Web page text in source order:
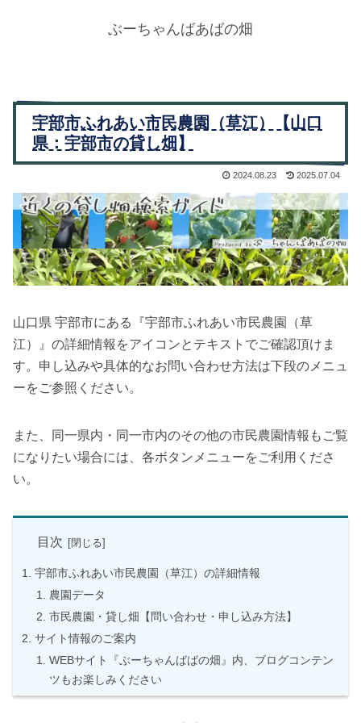
ぶーちゃんばあばの畑
宇部市ふれあい市民農園（草江）【山口
県：宇部市の貸し畑】
2024.08.23 2025.07.04
山口県 宇部市にある『宇部市ふれあい市民農園（草
江）』の詳細情報をアイコンとテキストでご確認頂けま
す。申し込みや具体的なお問い合わせ方法は下段のメニュ
ーをご参照ください。
また、同一県内・同一市内のその他の市民農園情報もご覧
になりたい場合には、各ボタンメニューをご利用くださ
い。
目次
宇部市ふれあい市民農園（草江）の詳細情報
農園データ
市民農園・貸し畑【問い合わせ・申し込み方法】
サイト情報のご案内
WEBサイト『ぶーちゃんばばの畑』内、ブログコンテン
ツもお楽しみください